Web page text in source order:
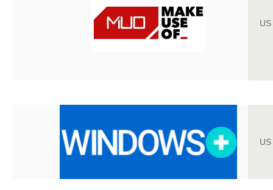
US
US